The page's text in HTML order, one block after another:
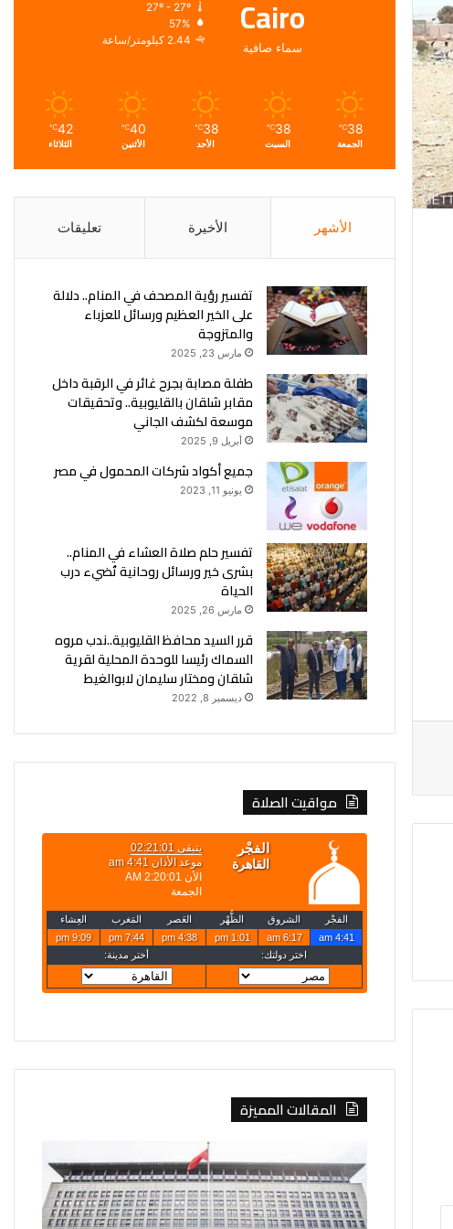
Cairo
سماء صافية
27º - 27º
57%
2.44 كيلومتر/ساعة
38
℃
الجمعة
38
℃
السبت
38
℃
الأحد
40
℃
الأثنين
42
℃
الثلاثاء
الأشهر الأخيرة تعليقات
تفسير رؤية المصحف في المنام.. دلالة
على الخير العظيم ورسائل للعزباء
والمتزوجة
مارس 23, 2025
طفلة مصابة بجرح غائر في الرقبة داخل
مقابر شلقان بالقليوبية.. وتحقيقات
موسعة لكشف الجاني
أبريل 9, 2025
جميع أكواد شركات المحمول في مصر
يونيو 11, 2023
تفسير حلم صلاة العشاء في المنام..
بشرى خير ورسائل روحانية تُضيء درب
الحياة
مارس 26, 2025
قرر السيد محافظ القليوبية..ندب مروه
السماك رئيسا للوحدة المحلية لقرية
شلقان ومختار سليمان لابوالغيط
ديسمبر 8, 2022
مواقيت الصلاة
المقالات المميزة
تفرض
إجراءات
مضادة
على
4
سفن